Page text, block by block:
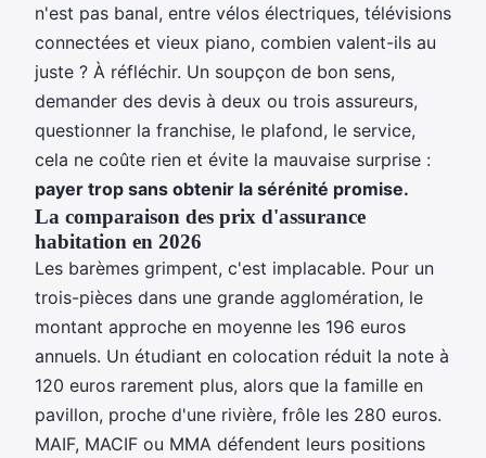
n'est pas banal, entre vélos électriques, télévisions
connectées et vieux piano, combien valent-ils au
juste ? À réfléchir. Un soupçon de bon sens,
demander des devis à deux ou trois assureurs,
questionner la franchise, le plafond, le service,
cela ne coûte rien et évite la mauvaise surprise :
payer trop sans obtenir la sérénité promise.
La comparaison des prix d'assurance
habitation en 2026
Les barèmes grimpent, c'est implacable. Pour un
trois-pièces dans une grande agglomération, le
montant approche en moyenne les 196 euros
annuels. Un étudiant en colocation réduit la note à
120 euros rarement plus, alors que la famille en
pavillon, proche d'une rivière, frôle les 280 euros.
MAIF, MACIF ou MMA défendent leurs positions